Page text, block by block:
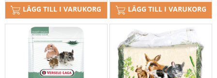
LÄGG TILL I VARUKORG LÄGG TILL I VARUKORG